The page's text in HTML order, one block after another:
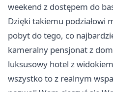
weekend z dostępem do
Dzięki takiemu podziałowi
pobyt do tego, co
kameralny pensjonat z
luksusowy hotel z
wszystko to z realnym